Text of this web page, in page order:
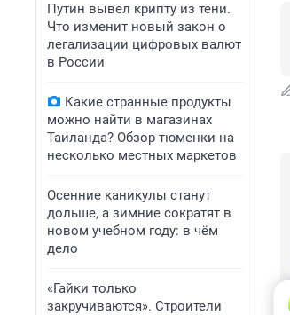
Путин вывел крипту из тени.
Что изменит новый закон о
легализации цифровых валют
в России
Какие странные продукты
можно найти в магазинах
Таиланда? Обзор тюменки на
несколько местных маркетов
Осенние каникулы станут
дольше, а зимние сократят в
новом учебном году: в чём
дело
«Гайки только
закручиваются». Строители